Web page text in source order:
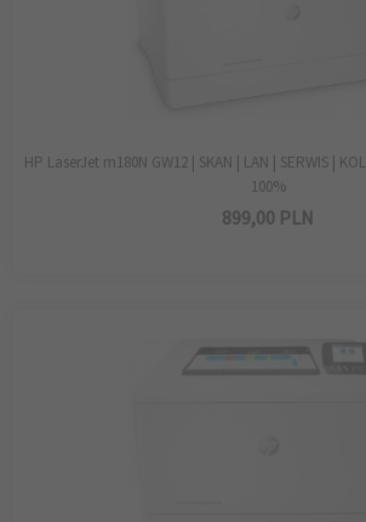
HP LaserJet m180N GW12 | SKAN | LAN | SERWIS |
100%
899,00 PLN